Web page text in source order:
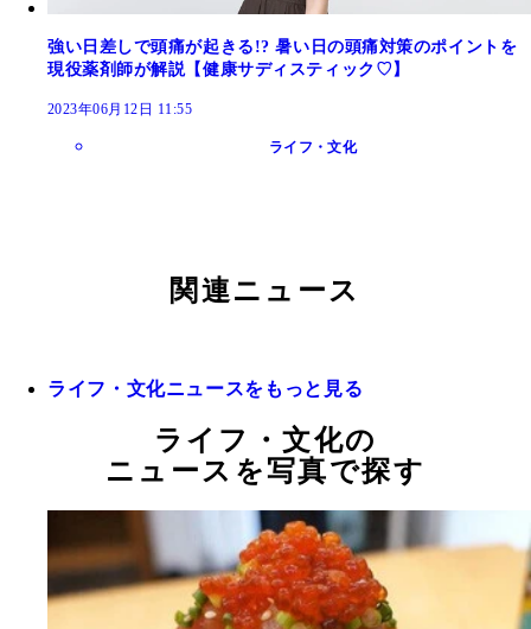
強い日差しで頭痛が起きる!? 暑い日の頭痛対策のポイントを
現役薬剤師が解説【健康サディスティック♡】
2023年06月12日 11:55
ライフ・文化
関連ニュース
ライフ・文化ニュースをもっと見る
ライフ・文化の
ニュースを写真で探す